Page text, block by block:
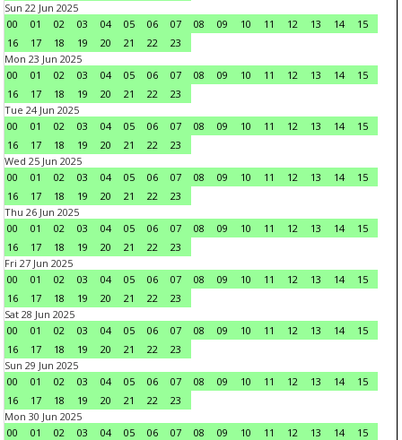
Sun 22 Jun 2025
00
01 02 03 04 05 06 07 08 09 10 11 12 13 14
15
16
17 18 19 20 21 22
23
Mon 23 Jun 2025
00
01 02 03 04 05 06 07 08 09 10 11 12 13 14
15
16
17 18 19 20 21 22
23
Tue 24 Jun 2025
00
01 02 03 04 05 06 07 08 09 10 11 12 13 14
15
16
17 18 19 20 21 22
23
Wed 25 Jun 2025
00
01 02 03 04 05 06 07 08 09 10 11 12 13 14
15
16
17 18 19 20 21 22
23
Thu 26 Jun 2025
00
01 02 03 04 05 06 07 08 09 10 11 12 13 14
15
16
17 18 19 20 21 22
23
Fri 27 Jun 2025
00
01 02 03 04 05 06 07 08 09 10 11 12 13 14
15
16
17 18 19 20 21 22
23
Sat 28 Jun 2025
00
01 02 03 04 05 06 07 08 09 10 11 12 13 14
15
16
17 18 19 20 21 22
23
Sun 29 Jun 2025
00
01 02 03 04 05 06 07 08 09 10 11 12 13 14
15
16
17 18 19 20 21 22
23
Mon 30 Jun 2025
00
01 02 03 04 05 06 07 08 09 10 11 12 13 14 15